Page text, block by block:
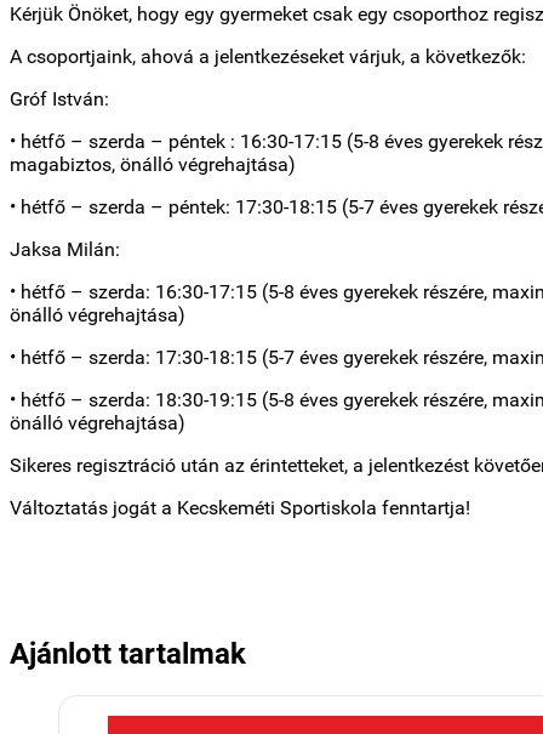
Kérjük Önöket, hogy egy gyermeket csak egy csoporthoz
A csoportjaink, ahová a jelentkezéseket várjuk, a következők:
Gróf István:
• hétfő – szerda – péntek : 16:30-17:15 (5-8 éves gyerekek
magabiztos, önálló végrehajtása)
• hétfő – szerda – péntek: 17:30-18:15 (5-7 éves gyerekek
Jaksa Milán:
• hétfő – szerda: 16:30-17:15 (5-8 éves gyerekek részére,
önálló végrehajtása)
• hétfő – szerda: 17:30-18:15 (5-7 éves gyerekek részére,
• hétfő – szerda: 18:30-19:15 (5-8 éves gyerekek részére,
önálló végrehajtása)
Sikeres regisztráció után az érintetteket, a jelentkezést
Változtatás jogát a Kecskeméti Sportiskola fenntartja!
Ajánlott tartalmak